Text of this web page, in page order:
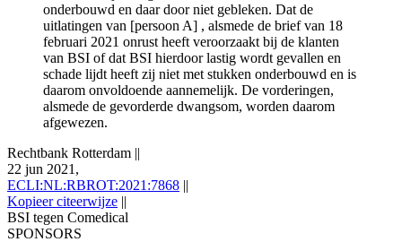
onderbouwd en daar door niet gebleken. Dat de
uitlatingen van [persoon A] , alsmede de brief van 18
februari 2021 onrust heeft veroorzaakt bij de klanten
van BSI of dat BSI hierdoor lastig wordt gevallen en
schade lijdt heeft zij niet met stukken onderbouwd en is
daarom onvoldoende aannemelijk. De vorderingen,
alsmede de gevorderde dwangsom, worden daarom
afgewezen.
Rechtbank Rotterdam ||
22 jun 2021,
ECLI:NL:RBROT:2021:7868 ||
Kopieer citeerwijze ||
BSI tegen Comedical
SPONSORS